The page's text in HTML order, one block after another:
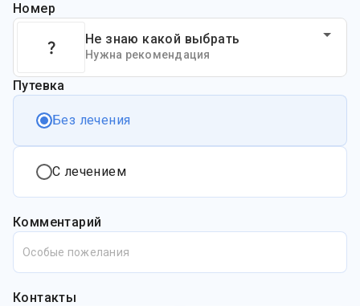
Номер
Не знаю какой выбрать
Нужна рекомендация
Путевка
Без лечения
С лечением
Комментарий
Особые пожелания
Контакты